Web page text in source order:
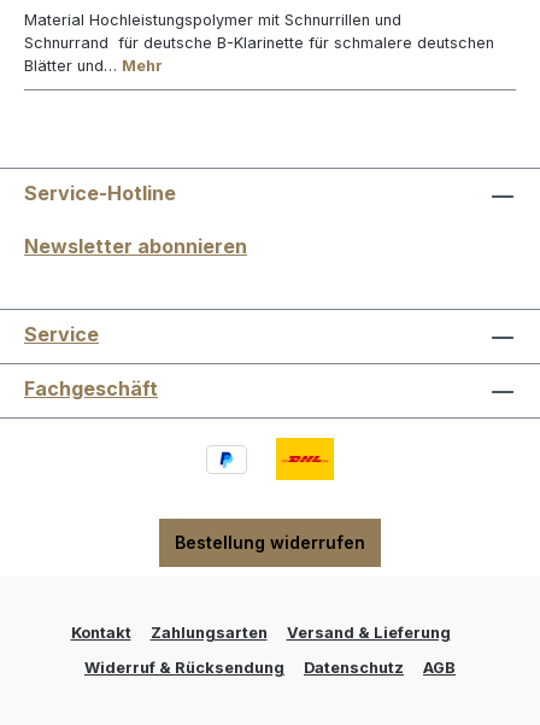
Material Hochleistungspolymer mit Schnurrillen und
Schnurrand für deutsche B-Klarinette für schmalere deutschen
Blätter und… Mehr
Service-Hotline
Newsletter abonnieren
Service
Fachgeschäft
Bestellung widerrufen
Kontakt Zahlungsarten
Versand & Lieferung
Widerruf & Rücksendung
Datenschutz AGB